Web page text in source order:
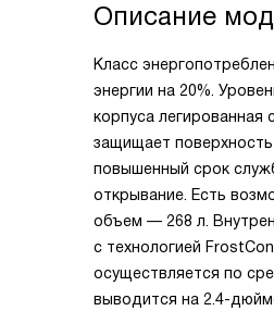
Описание
Класс
энергии на 20%.
корпуса
защищает
повышенный срок
открывание. Есть
объем — 268 л.
с технологией
осуществляется по
выводится на 2.4-